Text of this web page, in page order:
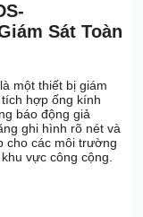
Sát Toàn
là một thiết bị giám
, tích hợp ống kính
báo động giả
ghi hình rõ nét và
cho các môi trường
vực công cộng.